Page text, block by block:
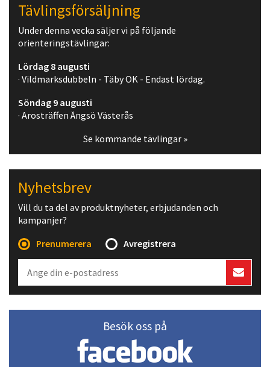
Tävlingsförsäljning
Under denna vecka säljer vi på följande
orienteringstävlingar:
Lördag 8 augusti
· Vildmarksdubbeln - Täby OK - Endast lördag.
Söndag 9 augusti
· Arosträffen Ängsö Västerås
Se kommande tävlingar »
Nyhetsbrev
Vill du ta del av produktnyheter, erbjudanden och
kampanjer?
Prenumerera
Avregistrera
Besök oss på